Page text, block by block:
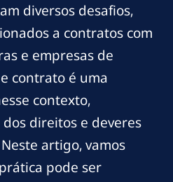
diversos desafios,
a contratos com
e empresas de
contrato é uma
contexto,
direitos e deveres
artigo, vamos
pode ser